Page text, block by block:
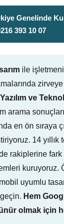
Genelinde
393 10 07
ile
zirveye
ve
arama
en ön sıraya
14 yıllık
rakiplerine fark
kuruyoruz.
uyumlu
Hem
olmak için